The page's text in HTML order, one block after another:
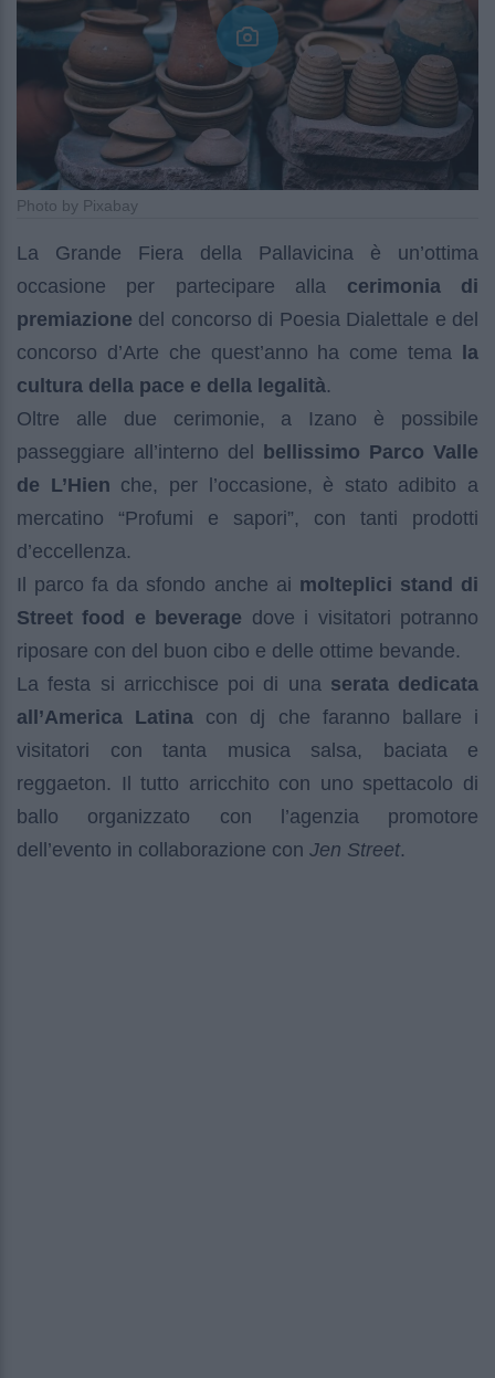
Photo by Pixabay
La Grande Fiera della Pallavicina è un’ottima
occasione per partecipare alla cerimonia di
premiazione del concorso di Poesia Dialettale e del
concorso d’Arte che quest’anno ha come tema
la
cultura della pace e della legalità.
Oltre alle due cerimonie, a Izano è possibile
passeggiare all’interno del
bellissimo Parco Valle
de L’Hien che, per l’occasione, è stato adibito a
mercatino “Profumi e sapori”, con tanti prodotti
d’eccellenza.
Il parco fa da sfondo anche ai molteplici stand di
Street food e beverage dove i visitatori potranno
riposare con del buon cibo e delle ottime bevande.
La festa si arricchisce poi di una serata dedicata
all’America Latina con dj che faranno ballare i
visitatori con tanta musica salsa, baciata e
reggaeton. Il tutto arricchito con uno spettacolo di
ballo organizzato con l’agenzia promotore
dell’evento in collaborazione con Jen Street.